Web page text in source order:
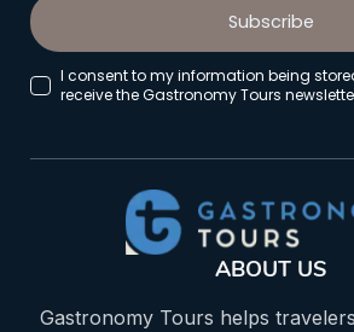
Subscribe
I consent to my information being
receive the Gastronomy Tours
ABOUT US
Gastronomy Tours helps